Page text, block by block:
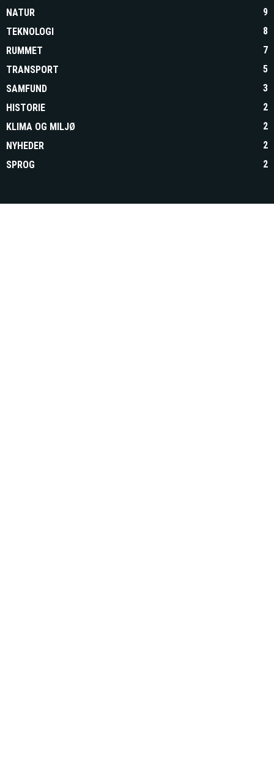
NATUR
9
TEKNOLOGI
8
RUMMET
7
TRANSPORT
5
SAMFUND
3
HISTORIE
2
KLIMA OG MILJØ
2
NYHEDER
2
SPROG
2